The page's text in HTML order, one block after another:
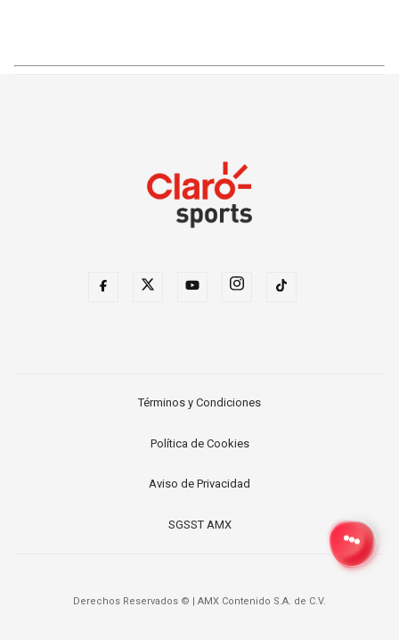
Términos y Condiciones
Política de Cookies
Aviso de Privacidad
SGSST AMX
Derechos Reservados © AMX Contenido S.A. de C.V.